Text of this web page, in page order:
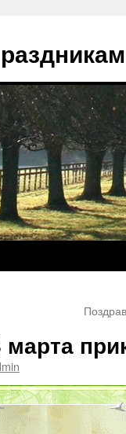
марта